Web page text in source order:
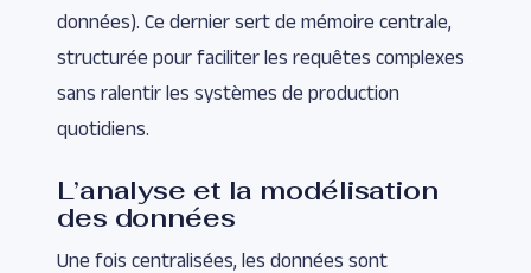
données). Ce dernier sert de mémoire centrale,
structurée pour faciliter les requêtes complexes
sans ralentir les systèmes de production
quotidiens.
L’analyse et la modélisation
des données
Une fois centralisées, les données sont